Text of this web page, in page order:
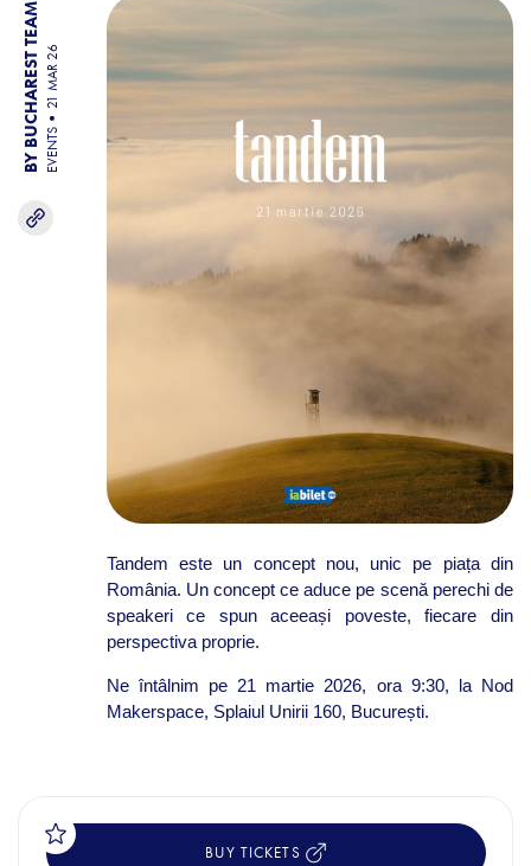
BY BUCHAREST TEAM EVENTS
21 MAR 26
Tandem esteun concept nou, unic pe piațadin
România. Un conceptceaduce pe scenă perechide
speakerice spunaceeași poveste,fiecare din
perspectiva proprie.
Neîntâlnim pe 21 martie 2026, ora9:30, la Nod
Makerspace, Splaiul Unirii160, București.
BUY TICKETS